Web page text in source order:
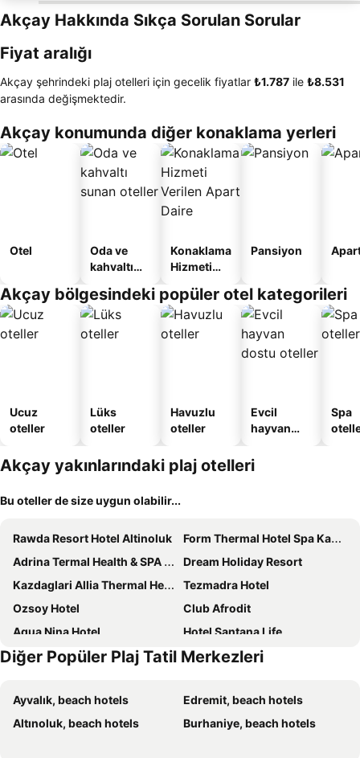
Akçay Hakkında Sıkça Sorulan Sorular
Fiyat aralığı
Akçay şehrindeki plaj otelleri için gecelik fiyatlar ‎₺1.787 ile ‎₺8.531
arasında değişmektedir.
Akçay konumunda diğer konaklama yerleri
Otel
Oda ve
kahvaltı
oteller
Konaklama
Hizmeti
Apart
Daire
Pansiyon
Akçay bölgesindeki popüler otel kategorileri
Ucuz
oteller
Lüks
oteller
Havuzlu
oteller
Evcil
hayvan
oteller
Spa
Akçay yakınlarındaki plaj otelleri
Bu oteller de size uygun olabilir...
Rawda Resort Hotel Altinoluk
Form Thermal Hotel Spa Kaz Dağları
Adrina Termal Health & SPA Hotel
Dream Holiday Resort
Kazdaglari Allia Thermal Health & Spa
Tezmadra Hotel
Ozsoy Hotel
Club Afrodit
Aqua Nina Hotel
Hotel Santana Life
AFYTOS ÖREN PARK MTK
Bacahan Hotel
Venüs Termal Butik Otel
Aeneas Hotel
Pekcan Otel
Room 23 Hotel
Diğer Popüler Plaj Tatil Merkezleri
Ayvalık, beach hotels
Edremit, beach hotels
Altınoluk, beach hotels
Burhaniye, beach hotels